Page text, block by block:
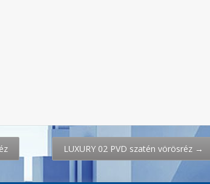
LUXURY 02 PVD szatén vörösréz →